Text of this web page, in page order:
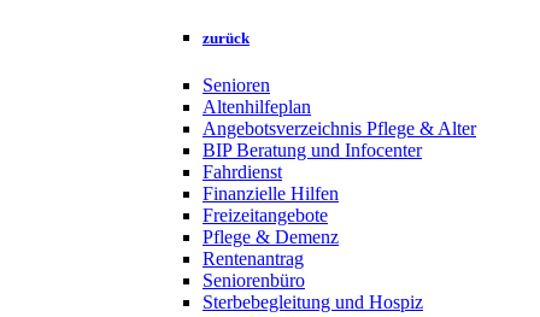
zurück
Senioren
Altenhilfeplan
Angebotsverzeichnis Pflege & Alter
BIP Beratung und Infocenter
Fahrdienst
Finanzielle Hilfen
Freizeitangebote
Pflege & Demenz
Rentenantrag
Seniorenbüro
Sterbebegleitung und Hospiz